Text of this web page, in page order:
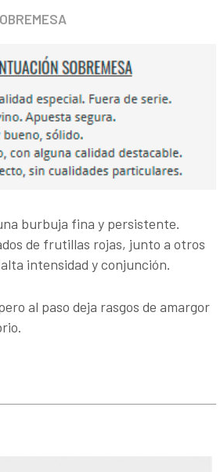
burbuja fina y persistente.
de frutillas rojas, junto a otros
intensidad y conjunción.
al paso deja rasgos de amargor